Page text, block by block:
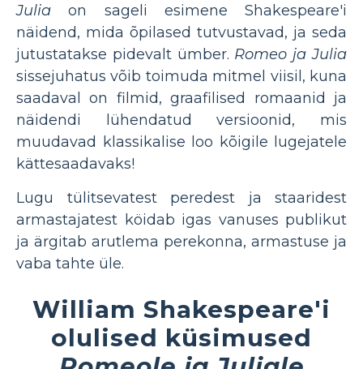
Julia on sageli esimene Shakespeare'i
näidend, mida õpilased tutvustavad, ja seda
jutustatakse pidevalt ümber. Romeo ja Julia
sissejuhatus võib toimuda mitmel viisil, kuna
saadaval on filmid, graafilised romaanid ja
näidendi lühendatud versioonid, mis
muudavad klassikalise loo kõigile lugejatele
kättesaadavaks!
Lugu tülitsevatest peredest ja staaridest
armastajatest köidab igas vanuses publikut
ja ärgitab arutlema perekonna, armastuse ja
vaba tahte üle.
William Shakespeare'i
olulised küsimused